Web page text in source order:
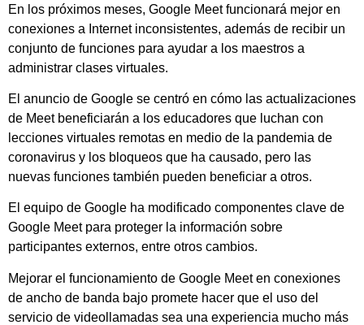
En los próximos meses, Google Meet funcionará mejor en
conexiones a Internet inconsistentes, además de recibir un
conjunto de funciones para ayudar a los maestros a
administrar clases virtuales.
El anuncio de Google se centró en cómo las actualizaciones
de Meet beneficiarán a los educadores que luchan con
lecciones virtuales remotas en medio de la pandemia de
coronavirus y los bloqueos que ha causado, pero las
nuevas funciones también pueden beneficiar a otros.
El equipo de Google ha modificado componentes clave de
Google Meet para proteger la información sobre
participantes externos, entre otros cambios.
Mejorar el funcionamiento de Google Meet en conexiones
de ancho de banda bajo promete hacer que el uso del
servicio de videollamadas sea una experiencia mucho más